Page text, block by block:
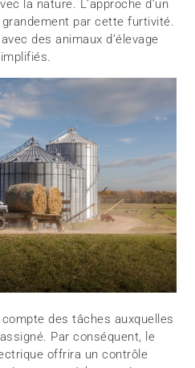
la nature. L’approche d’un
par cette furtivité.
des animaux d’élevage
des tâches auxquelles
Par conséquent, le
offrira un contrôle